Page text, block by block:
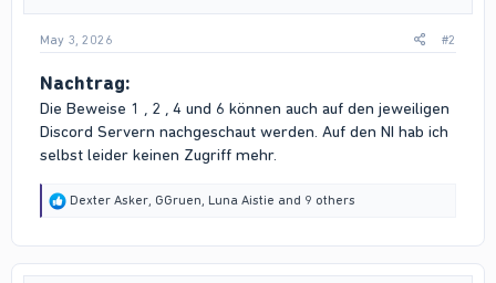
May 3, 2026 #2
Nachtrag:
Die Beweise 1 , 2 , 4 und 6 können auch auf den jeweiligen
Discord Servern nachgeschaut werden. Auf den NI hab ich
selbst leider keinen Zugriff mehr.
R
t
Dexter Asker GGruen Luna Aistie and 9 others